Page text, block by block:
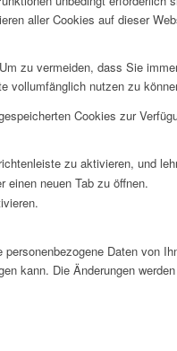
aller Cookies auf dieser
zu vermeiden, dass Sie
nutzen zu
Cookies zur
zu aktivieren, und
einen neuen Tab zu öffnen.
Daten
kann. Die Änderungen